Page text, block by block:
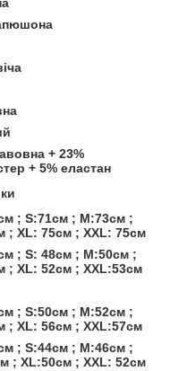
+ 23%
+ 5% еластан
; S:71см ; M:73см ;
; XL: 75см ; XXL: 75см
; S: 48см ; M:50см ;
; XL: 52см ; XXL:53см
; S:50см ; M:52см ;
; XL: 56см ; XXL:57см
; S:44см ; M:46см ;
; XL:50см ; XXL: 52см